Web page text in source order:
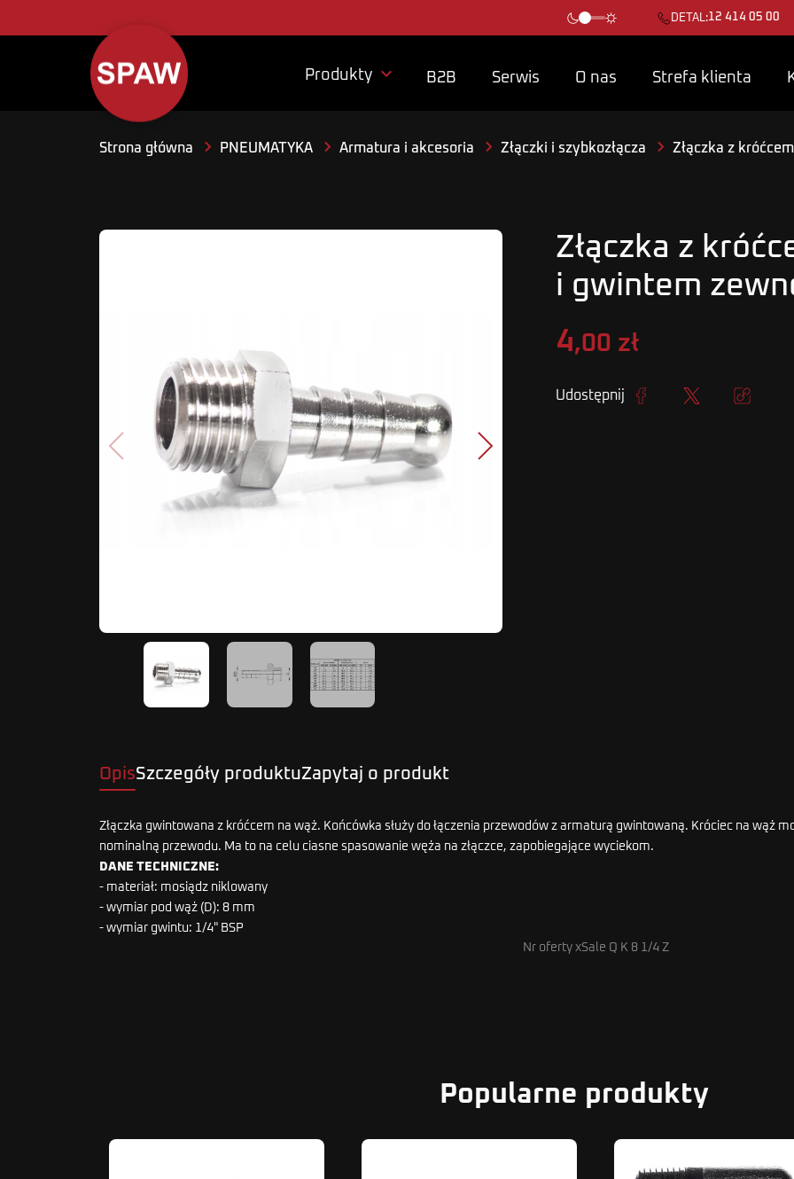
DETAL:12 414 05 00
Produkty  B2B Serwis O nas Strefa klienta
Strona główna PNEUMATYKA Armatura i akcesoria Złączki i szybkozłącza Złączka z
Poprzedni Następny
Złączka z
i gwintem
4,00 zł
Udostępnij
OpisSzczegóły produktuZapytaj o produkt
Złączka gwintowana z króćcem na wąż. Końcówka służy do łączenia przewodów z armaturą gwintowaną. Króciec na wąż
nominalną przewodu. Ma to na celu ciasne spasowanie węża na złączce, zapobiegające wyciekom.
DANE TECHNICZNE:
- materiał: mosiądz niklowany
- wymiar pod wąż (D): 8 mm
- wymiar gwintu: 1/4" BSP
Nr oferty xSale Q K 8 1/4 Z
Popularne produkty